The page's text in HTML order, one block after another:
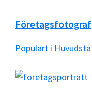
Företagsfotograf
Populärt i Huvudsta